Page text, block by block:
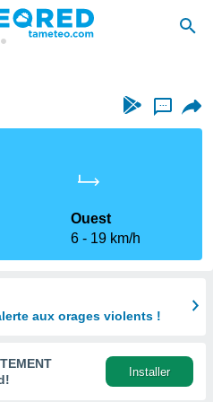
...
Ouest
6
19 km/h
aux orages violents !
Installer